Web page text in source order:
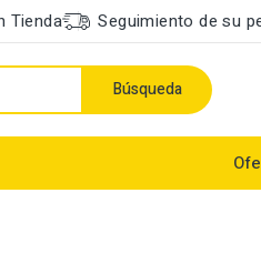
Tienda Seguimiento de su
Búsqueda